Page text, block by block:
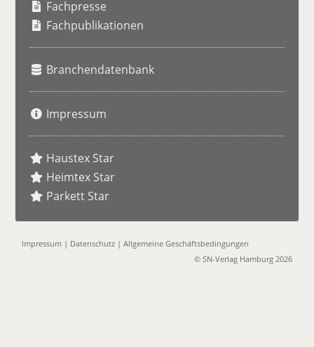
Fachpresse
Fachpublikationen
Branchendatenbank
Impressum
Haustex Star
Heimtex Star
Parkett Star
Impressum | Datenschutz |Allgemeine Geschäftsbedingungen
© SN-Verlag Hamburg 2026